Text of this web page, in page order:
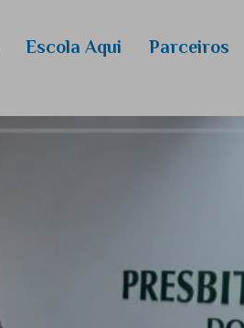
Escola Aqui
Novas Escolas
Parceiros